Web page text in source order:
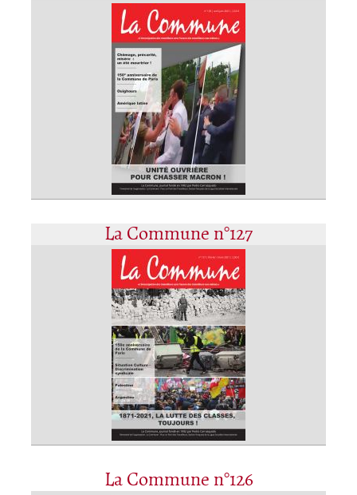
La Commune n°127
La Commune n°126